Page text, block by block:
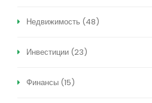
Недвижимость (48)
Инвестиции (23)
Финансы (15)